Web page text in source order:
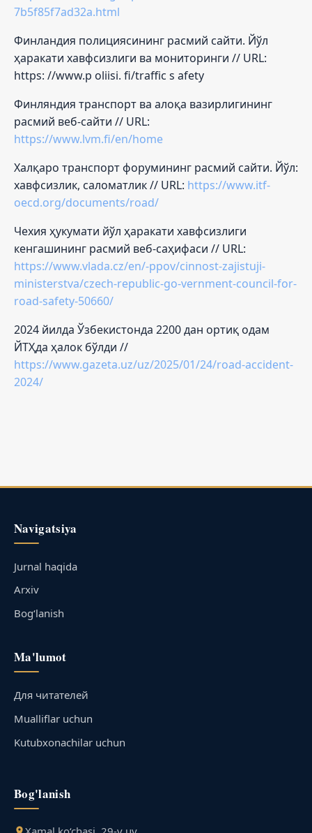
7b5f85f7ad32a.html
Финландия полициясининг расмий сайти. Йўл
ҳаракати хавфсизлиги ва мониторинги // URL:
https: //www.p oliisi. fi/traffic s afety
Финляндия транспорт ва алоқа вазирлигининг
расмий веб-сайти // URL:
https://www.lvm.fi/en/home
Халқаро транспорт форумининг расмий сайти. Йўл:
хавфсизлик, саломатлик // URL: https://www.itf-
oecd.org/documents/road/
Чехия ҳукумати йўл ҳаракати хавфсизлиги
кенгашининг расмий веб-саҳифаси // URL:
https://www.vlada.cz/en/-ppov/cinnost-zajistuji-
ministerstva/czech-republic-go-vernment-council-for-
road-safety-50660/
2024 йилда Ўзбекистонда 2200 дан ортиқ одам
ЙТҲда ҳалок бўлди //
https://www.gazeta.uz/uz/2025/01/24/road-accident-
2024/
Navigatsiya
Jurnal haqida
Arxiv
Bog‘lanish
Ma'lumot
Для читателей
Mualliflar uchun
Kutubxonachilar uchun
Bog'lanish